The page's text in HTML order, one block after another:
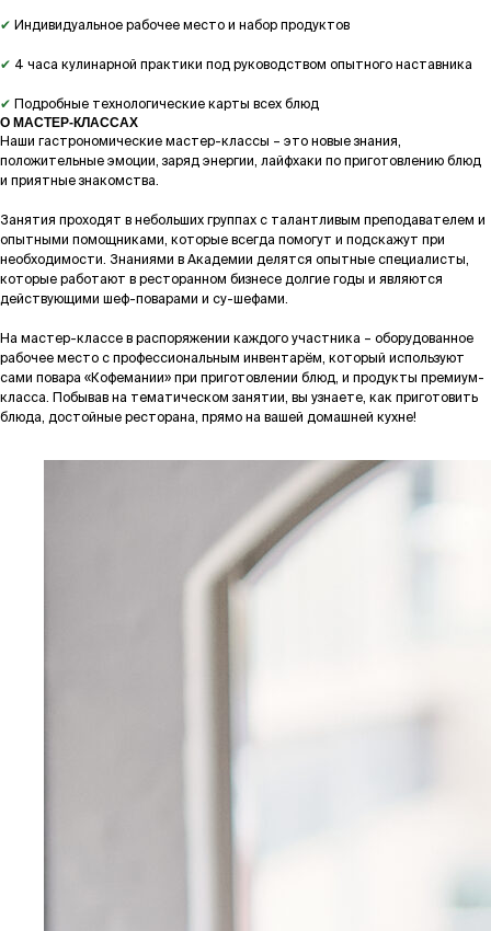
✔ Индивидуальное рабочее место и набор продуктов
✔ 4 часа кулинарной практики под руководством опытного наставника
✔ Подробные технологические карты всех блюд
О МАСТЕР-КЛАССАХ
Наши гастрономические мастер-классы – это новые знания,
положительные эмоции, заряд энергии, лайфхаки по приготовлению блюд
и приятные знакомства.
Занятия проходят в небольших группах с талантливым преподавателем и
опытными помощниками, которые всегда помогут и подскажут при
необходимости. Знаниями в Академии делятся опытные специалисты,
которые работают в ресторанном бизнесе долгие годы и являются
действующими шеф-поварами и су-шефами.
На мастер-классе в распоряжении каждого участника – оборудованное
рабочее место с профессиональным инвентарём, который используют
сами повара «Кофемании» при приготовлении блюд, и продукты премиум-
класса. Побывав на тематическом занятии, вы узнаете, как приготовить
блюда, достойные ресторана, прямо на вашей домашней кухне!